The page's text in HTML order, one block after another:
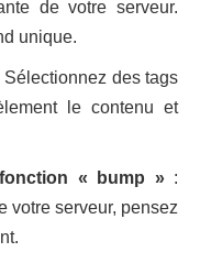
de votre serveur.
unique.
des tags
le contenu et
« bump »:
votre serveur, pensez